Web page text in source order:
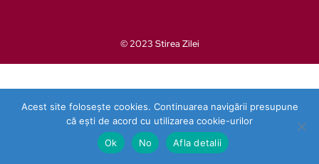
© 2023 Stirea Zilei
Acest site folosește cookies. Continuarea navigării presupune
că ești de acord cu utilizarea cookie-urilor
Ok
No Afla detalii